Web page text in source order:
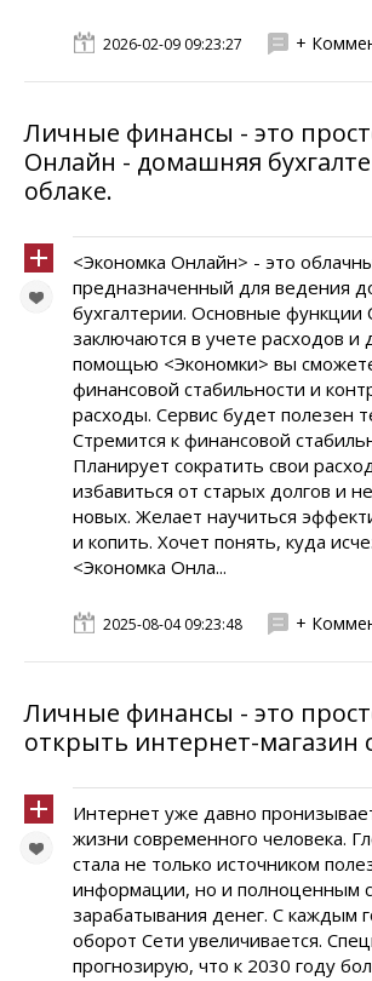
2026-02-09 09:23:27 +
Личные финансы - это
Онлайн - домашняя
облаке.
<Экономка Онлайн> - это
предназначенный для ведения
бухгалтерии. Основные функции
заключаются в учете расходов и
помощью <Экономки> вы
финансовой стабильности и
расходы. Сервис будет полезен
Стремится к финансовой
Планирует сократить свои
избавиться от старых долгов и
новых. Желает научиться
и копить. Хочет понять, куда
<Экономка Онла...
2025-08-04 09:23:48 +
Личные финансы - это
открыть интернет-магазин
Интернет уже давно
жизни современного человека.
стала не только источником
информации, но и полноценным
зарабатывания денег. С каждым
оборот Сети увеличивается.
прогнозирую, что к 2030 году